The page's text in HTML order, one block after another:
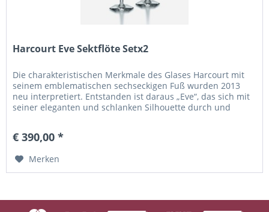
Harcourt Eve Sektflöte Setx2
Die charakteristischen Merkmale des Glases Harcourt mit
seinem emblematischen sechseckigen Fuß wurden 2013
neu interpretiert. Entstanden ist daraus „Eve“, das sich mit
seiner eleganten und schlanken Silhouette durch und
€ 390,00 *
Merken